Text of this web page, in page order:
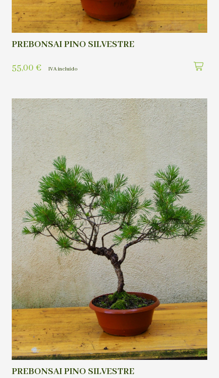
PREBONSAI PINO SILVESTRE
55,00 € IVA incluído
PREBONSAI PINO SILVESTRE